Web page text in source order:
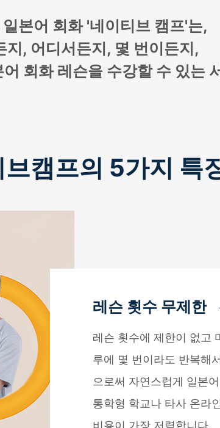
본어 회화 '네이티브 캠프'는,
지, 어디서든지, 몇 번이든지,
회화 레슨을 수강할 수 있는
캠프의 5가지 특
레슨 횟수 무제한
레슨 횟수에 제한이 없고
루에 몇 번이라도 반복해
으로써 자연스럽게 일본
통학형 학교나 타사 온라
비용이 가장 저렴합니다.